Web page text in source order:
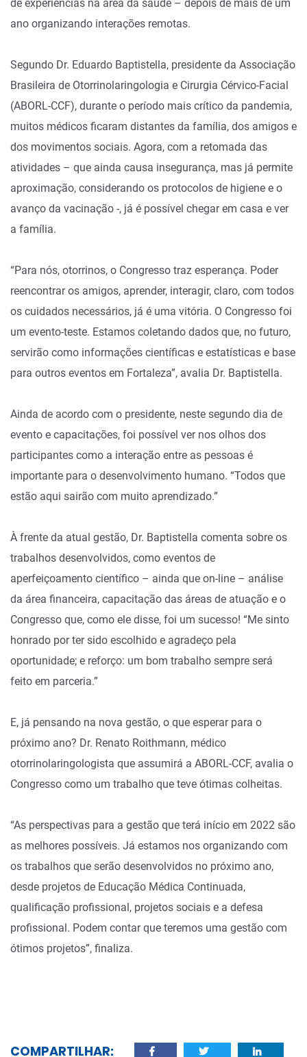
de experiências na área da saúde – depois de mais de um
ano organizando interações remotas.
Segundo Dr. Eduardo Baptistella, presidente da Associação
Brasileira de Otorrinolaringologia e Cirurgia Cérvico-Facial
(ABORL-CCF), durante o período mais crítico da pandemia,
muitos médicos ficaram distantes da família, dos amigos e
dos movimentos sociais. Agora, com a retomada das
atividades – que ainda causa insegurança, mas já permite
aproximação, considerando os protocolos de higiene e o
avanço da vacinação -, já é possível chegar em casa e ver
a família.
“Para nós, otorrinos, o Congresso traz esperança. Poder
reencontrar os amigos, aprender, interagir, claro, com todos
os cuidados necessários, já é uma vitória. O Congresso foi
um evento-teste. Estamos coletando dados que, no futuro,
servirão como informações científicas e estatísticas e base
para outros eventos em Fortaleza”, avalia Dr. Baptistella.
Ainda de acordo com o presidente, neste segundo dia de
evento e capacitações, foi possível ver nos olhos dos
participantes como a interação entre as pessoas é
importante para o desenvolvimento humano. “Todos que
estão aqui sairão com muito aprendizado.”
À frente da atual gestão, Dr. Baptistella comenta sobre os
trabalhos desenvolvidos, como eventos de
aperfeiçoamento científico – ainda que on-line – análise
da área financeira, capacitação das áreas de atuação e o
Congresso que, como ele disse, foi um sucesso! “Me sinto
honrado por ter sido escolhido e agradeço pela
oportunidade; e reforço: um bom trabalho sempre será
feito em parceria.”
E, já pensando na nova gestão, o que esperar para o
próximo ano? Dr. Renato Roithmann, médico
otorrinolaringologista que assumirá a ABORL-CCF, avalia o
Congresso como um trabalho que teve ótimas colheitas.
“As perspectivas para a gestão que terá início em 2022 são
as melhores possíveis. Já estamos nos organizando com
os trabalhos que serão desenvolvidos no próximo ano,
desde projetos de Educação Médica Continuada,
qualificação profissional, projetos sociais e a defesa
profissional. Podem contar que teremos uma gestão com
ótimos projetos”, finaliza.
COMPARTILHAR: